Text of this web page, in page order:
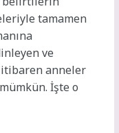
tamamen
ve
itibaren anneler
İşte o